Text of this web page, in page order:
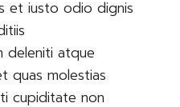
et iusto odio dignis
deleniti atque
quas molestias
cupiditate non